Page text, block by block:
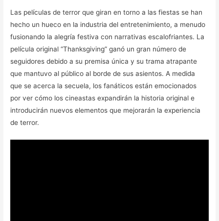
Las películas de terror que giran en torno a las fiestas se han
hecho un hueco en la industria del entretenimiento, a menudo
fusionando la alegría festiva con narrativas escalofriantes. La
película original “Thanksgiving” ganó un gran número de
seguidores debido a su premisa única y su trama atrapante
que mantuvo al público al borde de sus asientos. A medida
que se acerca la secuela, los fanáticos están emocionados
por ver cómo los cineastas expandirán la historia original e
introducirán nuevos elementos que mejorarán la experiencia
de terror.